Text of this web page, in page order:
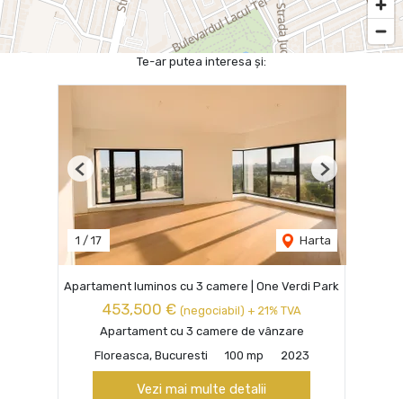
Te-ar putea interesa și:
1 / 17 Harta
Previous Next
Apartament luminos cu 3 camere | One Verdi Park
453,500 € (negociabil) + 21% TVA
Apartament cu 3 camere de vânzare
Floreasca, Bucuresti
100 mp 2023
Vezi mai multe detalii